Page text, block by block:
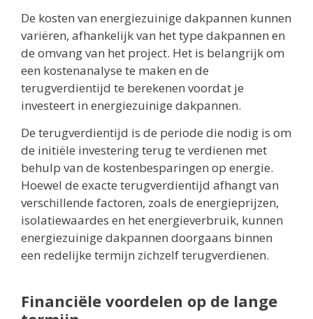
De kosten van energiezuinige dakpannen kunnen
variëren, afhankelijk van het type dakpannen en
de omvang van het project. Het is belangrijk om
een kostenanalyse te maken en de
terugverdientijd te berekenen voordat je
investeert in energiezuinige dakpannen.
De terugverdientijd is de periode die nodig is om
de initiële investering terug te verdienen met
behulp van de kostenbesparingen op energie.
Hoewel de exacte terugverdientijd afhangt van
verschillende factoren, zoals de energieprijzen,
isolatiewaardes en het energieverbruik, kunnen
energiezuinige dakpannen doorgaans binnen
een redelijke termijn zichzelf terugverdienen.
Financiële voordelen op de lange